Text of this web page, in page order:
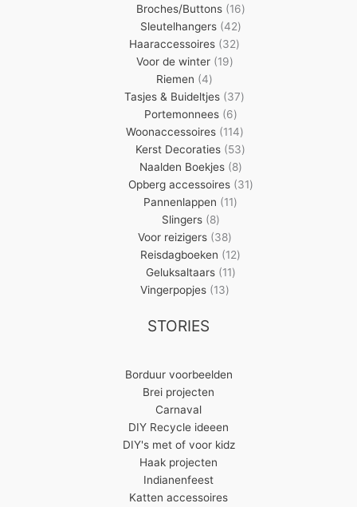
producten
Broches/Buttons 1616
producten
Sleutelhangers 4242
producten
Haaraccessoires 3232
Voor de winter 1919
Riemen 44
producten
Tasjes & Buideltjes 3737
Portemonnees 66
producten
Woonaccessoires 114114
producten
Kerst Decoraties 5353
producten
Naalden Boekjes 88
producten
Opberg accessoires 3131
Pannenlappen 1111
Slingers 88
producten
Voor reizigers 3838
producten
Reisdagboeken 1212
Geluksaltaars 1111
Vingerpopjes 1313
STORIES
Borduur voorbeelden
Brei projecten
Carnaval
DIY Recycle ideeen
DIY's met of voor kidz
Haak projecten
Indianenfeest
Katten accessoires